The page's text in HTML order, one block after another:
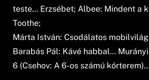
teste… Erzsébet; Albee: Mindent a
Toothe;
Márta István: Csodálatos
Barabás Pál: Kávé habbal…
6 (Csehov: A 6-os számú